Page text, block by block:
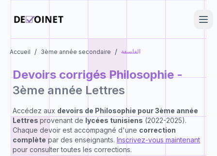
Accueil / 3ème année secondaire / الفلسفة
Devoirs corrigésPhilosophie-
3ème année Lettres
Accédez aux devoirs de Philosophie pour3ème année
Lettres provenant de lycées tunisiens (2022-2025).
Chaque devoir est accompagné d'une correction
complète par des enseignants. Inscrivez-vous maintenant
pour consulter toutes les corrections.